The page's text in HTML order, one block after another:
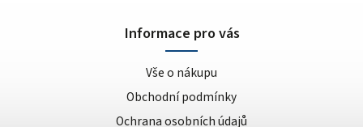
Informace pro vás
Vše o nákupu
Obchodní podmínky
Ochrana osobních údajů